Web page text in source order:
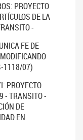
PROYECTO
DE LA
-
FE DE
1118/07)
PROYECTO
- TRANSITO -
DE
EN